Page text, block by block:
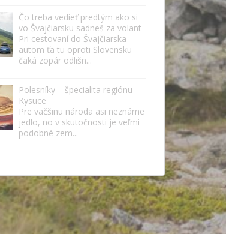
Čo treba vedieť predtým ako si
vo Švajčiarsku sadneš za volant
Pri cestovaní do Švajčiarska
autom ťa tu oproti Slovensku
čaká zopár odlišn...
Polesníky – špecialita regiónu
Kysuce
Pre väčšinu národa asi neznáme
jedlo, no v skutočnosti je veľmi
podobné zem...